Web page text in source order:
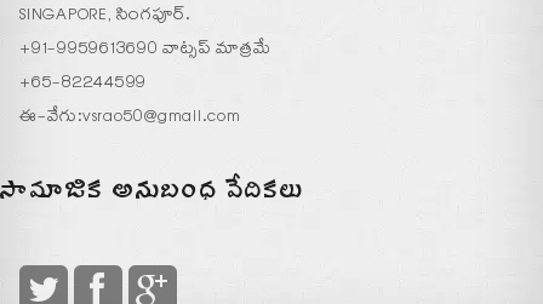
SINGAPORE, సింగపూర్.
+91-9959613690 వాట్సప్ మాత్రమే
+65-82244599
ఈ-వేగు:vsrao50@gmail.com
సామాజిక అనుబంధ వేదికలు